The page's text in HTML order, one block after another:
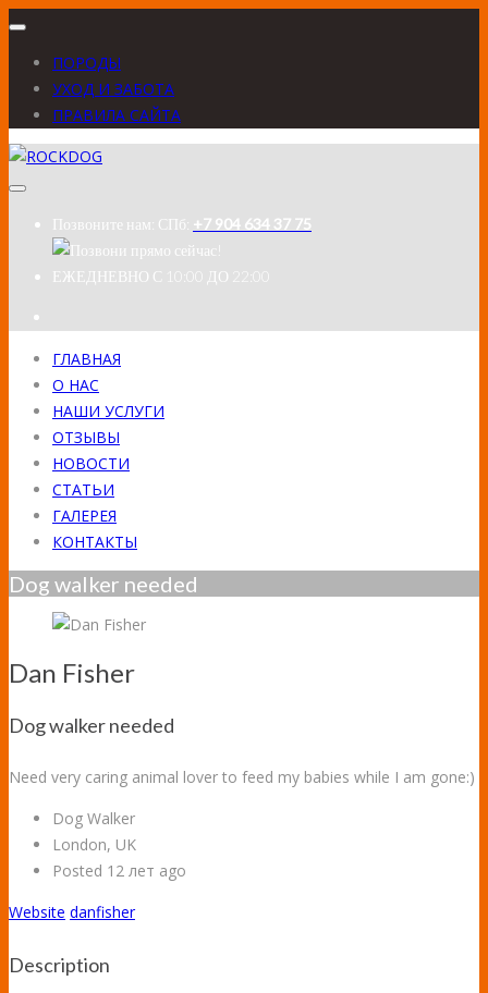
ПОРОДЫ
УХОД И ЗАБОТА
ПРАВИЛА САЙТА
Позвоните нам: СПб: +7 904 634 37 75
ЕЖЕДНЕВНО С 10:00 ДО 22:00
ГЛАВНАЯ
О НАС
НАШИ УСЛУГИ
ОТЗЫВЫ
НОВОСТИ
СТАТЬИ
ГАЛЕРЕЯ
КОНТАКТЫ
Dog walker needed
Dan Fisher
Dog walker needed
Need very caring animal lover to feed my babies while I am gone:)
Dog Walker
London, UK
Posted 12 лет ago
Website danfisher
Description